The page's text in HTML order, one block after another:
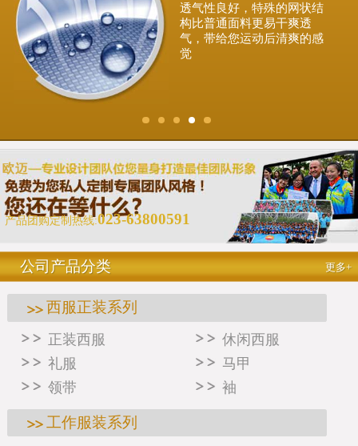
面料采用进口韩国丝，天然
环保，绝无任何添加剂，气
味清新，贴身穿安全健康
产品团购定制热线:023-63800591
更多+
公司产品分类
西服正装系列
正装西服
休闲西服
礼服
马甲
领带
袖
工作服装系列